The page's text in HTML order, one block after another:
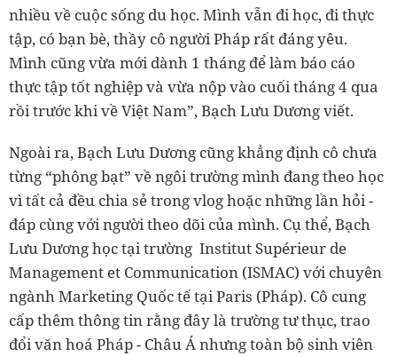
nhiều về cuộc sống du học. Mình vẫn đi học, đi thực
tập, có bạn bè, thầy cô người Pháp rất đáng yêu.
Mình cũng vừa mới dành 1 tháng để làm báo cáo
thực tập tốt nghiệp và vừa nộp vào cuối tháng 4 qua
rồi trước khi về Việt Nam”, Bạch Lưu Dương viết.
Ngoài ra, Bạch Lưu Dương cũng khẳng định cô chưa
từng “phông bạt” về ngôi trường mình đang theo học
vì tất cả đều chia sẻ trong vlog hoặc những lần hỏi -
đáp cùng với người theo dõi của mình. Cụ thể, Bạch
Lưu Dương học tại trường Institut Supérieur de
Management et Communication (ISMAC) với chuyên
ngành Marketing Quốc tế tại Paris (Pháp). Cô cung
cấp thêm thông tin rằng đây là trường tư thục, trao
đổi văn hoá Pháp - Châu Á nhưng toàn bộ sinh viên